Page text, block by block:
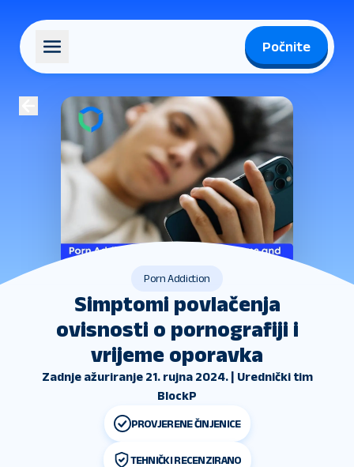
Počnite
Porn Addiction
Simptomi povlačenja
ovisnosti o pornografiji i
vrijeme oporavka
Zadnje ažuriranje 21. rujna 2024. | Urednički tim
BlockP
PROVJERENE ČINJENICE
TEHNIČKI RECENZIRANO